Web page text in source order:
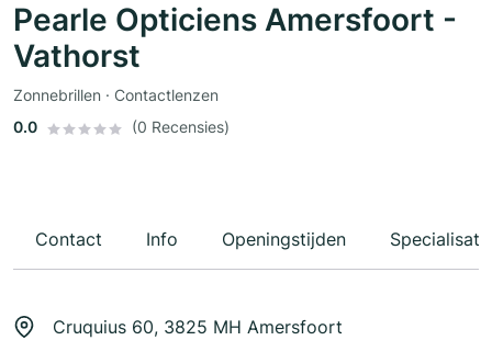
Pearle Opticiens Amersfoort -
Vathorst
Zonnebrillen · Contactlenzen
0.0
(0 Recensies)
Contact Info Openingstijden
Cruquius 60, 3825 MH Amersfoort